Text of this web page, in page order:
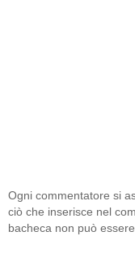
Ogni commentatore si
ciò che inserisce nel
bacheca non può